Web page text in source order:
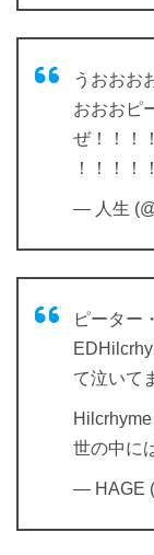
うおおお
おおおピ
ぜ！！！
！！！！
— 人生
ピーター
て泣いて
世の中に
— HAGE